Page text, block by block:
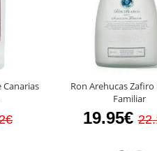
Canarias
Ron Arehucas Zafiro
Familiar
19.95€